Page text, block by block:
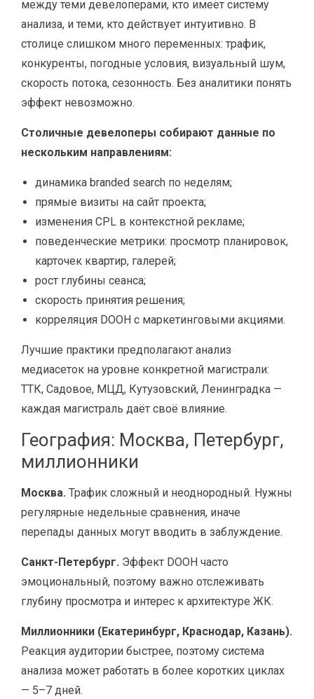
между теми девелоперами, кто имеет систему
анализа, и теми, кто действует интуитивно. В
столице слишком много переменных: трафик,
конкуренты, погодные условия, визуальный шум,
скорость потока, сезонность. Без аналитики понять
эффект невозможно.
Столичные девелоперы собирают данные по
нескольким направлениям:
динамика branded search по неделям;
прямые визиты на сайт проекта;
изменения CPL в контекстной рекламе;
поведенческие метрики: просмотр планировок,
карточек квартир, галерей;
рост глубины сеанса;
скорость принятия решения;
корреляция DOOH с маркетинговыми акциями.
Лучшие практики предполагают анализ
медиасеток на уровне конкретной магистрали:
ТТК, Садовое, МЦД, Кутузовский, Ленинградка —
каждая магистраль даёт своё влияние.
География: Москва, Петербург,
миллионники
Москва. Трафик сложный и неоднородный. Нужны
регулярные недельные сравнения, иначе
перепады данных могут вводить в заблуждение.
Санкт-Петербург. Эффект DOOH часто
эмоциональный, поэтому важно отслеживать
глубину просмотра и интерес к архитектуре ЖК.
Миллионники (Екатеринбург, Краснодар, Казань).
Реакция аудитории быстрее, поэтому система
анализа может работать в более коротких циклах
— 5–7 дней.